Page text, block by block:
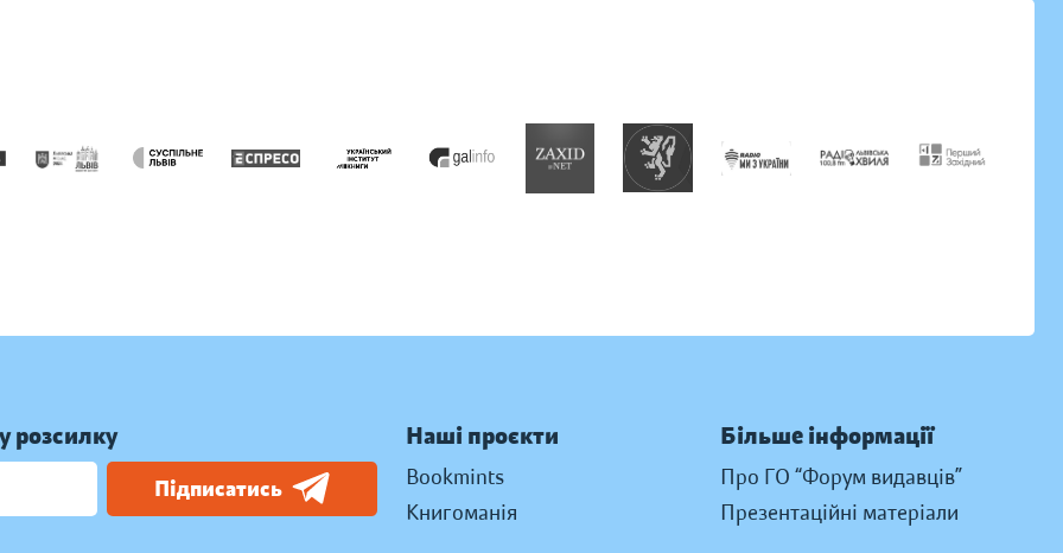
розсилку
Підписатись
Наші проєкти
Bookmints
Книгоманія
Більше інформації
Про ГО “Форум видавців”
Презентаційні матеріали